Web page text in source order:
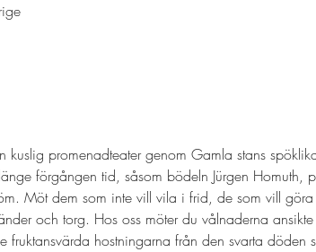
kuslig promenadteater genom Gamla stans
förgången tid, såsom bödeln Jürgen Homuth,
Möt dem som inte vill vila i frid, de som vill
och torg. Hos oss möter du vålnaderna
fruktansvärda hostningarna från den svarta döden